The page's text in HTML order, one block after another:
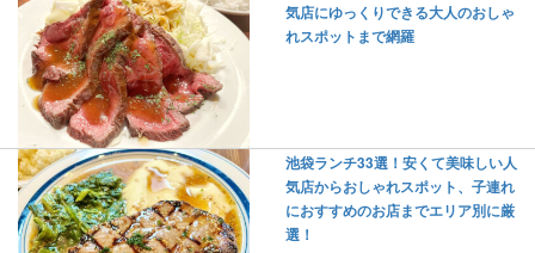
気店にゆっくりできる大人のおしゃ
れスポットまで網羅
池袋ランチ33選！安くて美味しい人
気店からおしゃれスポット、子連れ
におすすめのお店までエリア別に厳
選！